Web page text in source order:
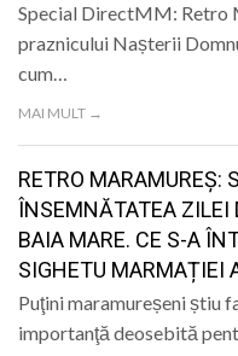
Special DirectMM: Retro
praznicului Nașterii
cum…
MAI MULT →
RETRO MARAMUREȘ:
ÎNSEMNĂTATEA ZILEI
BAIA MARE. CE S-A
SIGHETU MARMAȚIEI
Puţini maramureșeni știu
importanţă deosebită